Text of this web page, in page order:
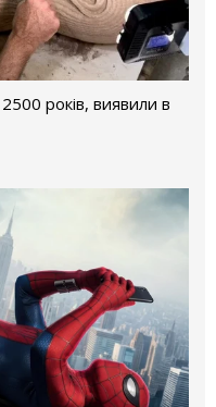
років, виявили в